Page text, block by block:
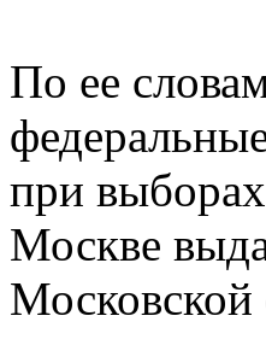
По ее
при
Москве
Московской